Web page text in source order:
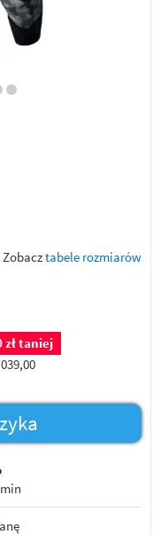
Zobacztabele rozmiarów
zł taniej
039,00